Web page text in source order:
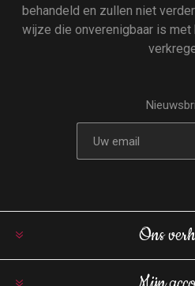
behandeld en zullen niet
wijze die onverenigbaar is
Ons